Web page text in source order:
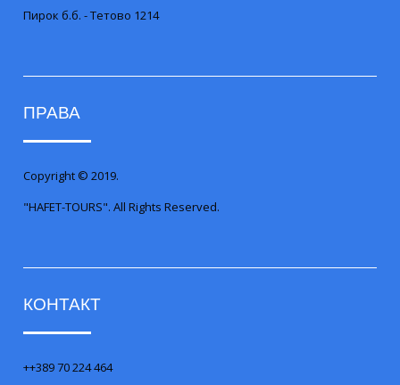
Пирок б.б. - Тетово 1214
ПРАВА
Copyright © 2019.
"HAFET-TOURS". All Rights Reserved.
КОНТАКТ
++389 70 224 464